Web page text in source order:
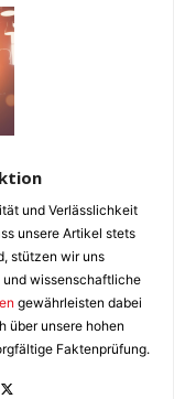
und Verlässlichkeit
unsere Artikel stets
stützen wir uns
wissenschaftliche
gewährleisten dabei
über unsere hohen
Faktenprüfung.